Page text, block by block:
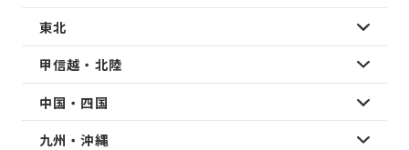
東北
甲信越・北陸
中国・四国
九州・沖縄